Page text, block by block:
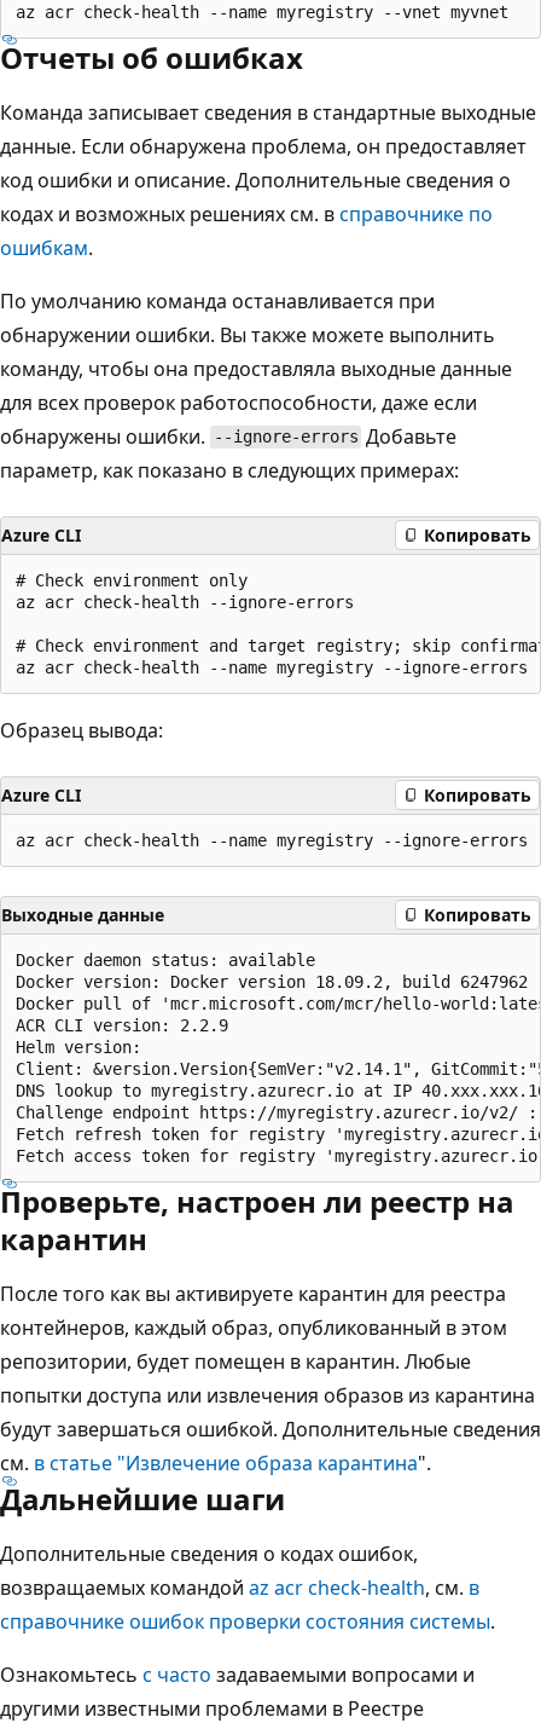
Отчеты об ошибках
Команда записывает сведения в стандартные выходные
данные. Если обнаружена проблема, он предоставляет
код ошибки и описание. Дополнительные сведения о
кодах и возможных решениях см. всправочнике по
ошибкам.
По умолчанию команда останавливается при
обнаружении ошибки. Вы также можете выполнить
команду, чтобы она предоставляла выходные данные
для всех проверок работоспособности, даже если
обнаружены ошибки.
--ignore-errors Добавьте
параметр, как показано в следующих примерах:
Azure CLI Копировать
# Check environment only
az acr check-health --ignore-errors
# Check environment and target registry; skip
Образец вывода:
Azure CLI Копировать
Выходные данные Копировать
Docker daemon status: available
Docker version: Docker version 18.09.2, build 6247962
Docker pull of 'mcr.microsoft.com/mcr/hello-
ACR CLI version: 2.2.9
Helm version:
Client: &version.Version{SemVer:"v2.14.1",
DNS lookup to myregistry.azurecr.io at IP
Challenge endpoint https://myregistry.azurecr.io/v2/ :
Fetch refresh token for registry
Проверьте, настроен ли реестр на
карантин
После того как вы активируете карантин для реестра
контейнеров, каждый образ, опубликованный в этом
репозитории, будет помещен в карантин. Любые
попытки доступа или извлечения образов из карантина
будут завершаться ошибкой. Дополнительные сведения
см. в статье "Извлечение образа карантина".
Дальнейшие шаги
Дополнительные сведения о кодах ошибок,
возвращаемых командой az acr check-health, см. в
справочнике ошибок проверки состояния системы.
Ознакомьтесь с часто задаваемыми вопросами и
другими известными проблемами в Реестре